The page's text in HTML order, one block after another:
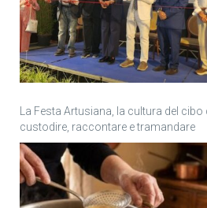
La Festa Artusiana, la cultura del
custodire, raccontare e tramandare